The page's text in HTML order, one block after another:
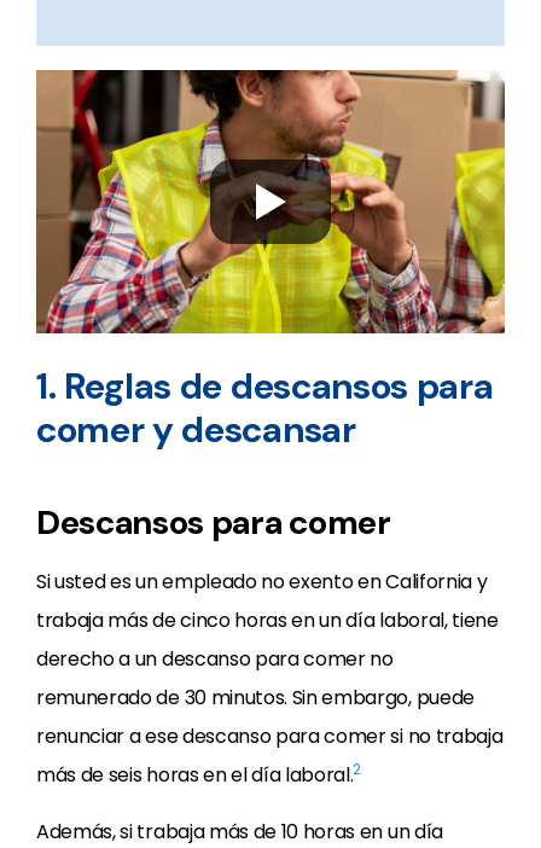
1. Reglas de descansos para
comer y descansar
Descansos para comer
Si usted es un empleado no exento en California y
trabaja más de cinco horas en un día laboral, tiene
derecho a un descanso para comer no
remunerado de 30 minutos. Sin embargo, puede
renunciar a ese descanso para comer si no trabaja
más de seis horas en el día laboral.2
Además, si trabaja más de 10 horas en un día